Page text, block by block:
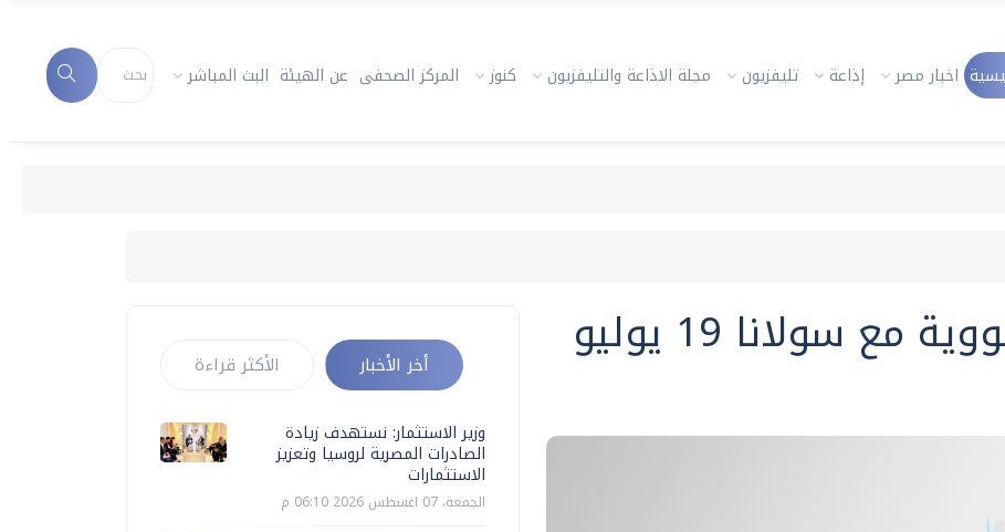
اخبار مصر إذاعة تليفزيون مجلة الاذاعة والتليفزيون كنوز المركز الصحفى عن الهيئة البث المباشر
سولانا 19 يوليو أخر الأخبار الأكثر قراءة
وزير الاستثمار: نستهدف زيادة
الصادرات المصرية لروسيا وتعزيز
الاستثمارات
الجمعة، 07 اغسطس 2026 06:10 م